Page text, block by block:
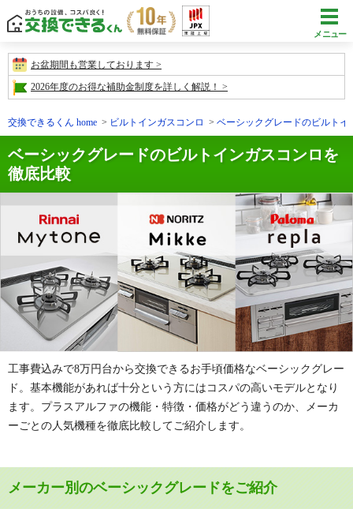
メニュー
お盆期間も営業しております
2026年度のお得な補助金制度を詳しく解説！
交換できるくん home ビルトインガスコンロ ベーシックグレードのビルト
ベーシックグレードのビルトインガスコンロを
徹底比較
工事費込みで8万円台から交換できるお手頃価格なベーシックグレー
ド。基本機能があれば十分という方にはコスパの高いモデルとなり
ます。プラスアルファの機能・特徴・価格がどう違うのか、メーカ
ーごとの人気機種を徹底比較してご紹介します。
メーカー別のベーシックグレードをご紹介